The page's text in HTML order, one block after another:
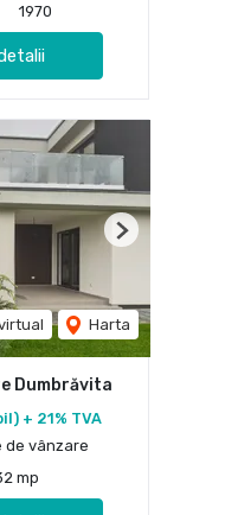
1970
Harta
Next
Dumbrăvita
+ 21% TVA
de vânzare
mp